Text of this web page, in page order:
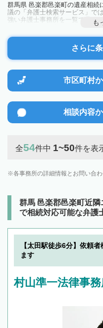
群馬県 邑楽郡邑楽町の遺産相続
議の「弁護士検索サービス」で
強い弁護士事務所を一覧で見る
みを抱えている方は一度近隣の
も
さらに
市区町村
相談内容
全54件中 1~50件を表
各事務所の詳細情報とお問い合
群馬 邑楽郡邑楽町近
で相続対応可能な弁護
【太田駅徒歩6分】依頼
ます
村山準一法律事